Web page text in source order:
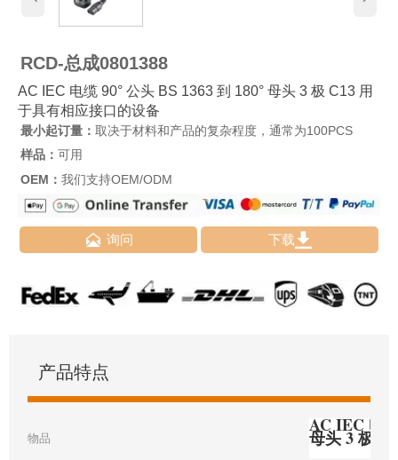
RCD-总成0801388
AC IEC 电缆 90° 公头 BS 1363 到 180° 母头 3 极 C13 用
于具有相应接口的设备
最小起订量： 取决于材料和产品的复杂程度，通常为100PCS
样品： 可用
OEM： 我们支持OEM/ODM
 询问 下载
产品特点
物品
AC IEC 电
母头 3 极